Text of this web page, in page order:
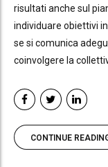
risultati anche sul
individuare obiettivi
se si comunica
coinvolgere la
CONTINUE